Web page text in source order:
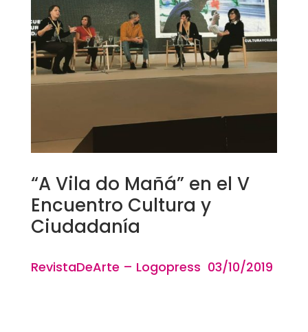
“A Vila do Mañá” en el V
Encuentro Cultura y
Ciudadanía
RevistaDeArte – Logopress 03/10/2019